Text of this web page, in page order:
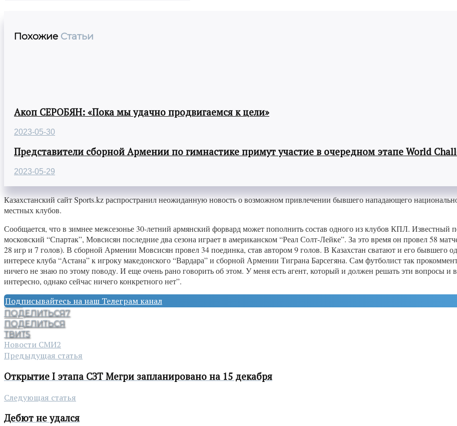
Похожие Статьи
Акоп СЕРОБЯН: «Пока мы удачно продвигаемся к цели»
2023-05-30
Представители сборной Армении по гимнастике примут участие в очередном этапе World
2023-05-29
Казахстанский сайт Sports.kz распространил неожиданную новость о возможном привлечении бывшего нападающего
местных клубов.
Сообщается, что в зимнее межсезонье 30-летний армянский форвард может пополнить состав одного из клубов КПЛ. Известный
московский “Спартак”, Мовсисян последние два сезона играет в американском “Реал Солт-Лейке”. За это время он провел 58
28 игр и 7 голов). В сборной Армении Мовсисян провел 34 поединка, став автором 9 голов. В Казахстан сватают и его бывшего
интересе клуба “Астана” к игроку македонского “Вардара” и сборной Армении Тиграна Барсегяна. Сам футболист так
ничего не знаю по этому поводу. И еще очень рано говорить об этом. У меня есть агент, который и должен решать эти вопросы
интересно, однако сейчас ничего конкретного нет”.
Подписывайтесь на наш Телеграм канал
ПОДЕЛИТЬСЯ7
ПОДЕЛИТЬСЯ
ТВИТ5
Новости СМИ2
Предыдущая статья
Открытие I этапа СЗТ Мегри запланировано на 15 декабря
Следующая статья
Дебют не удался